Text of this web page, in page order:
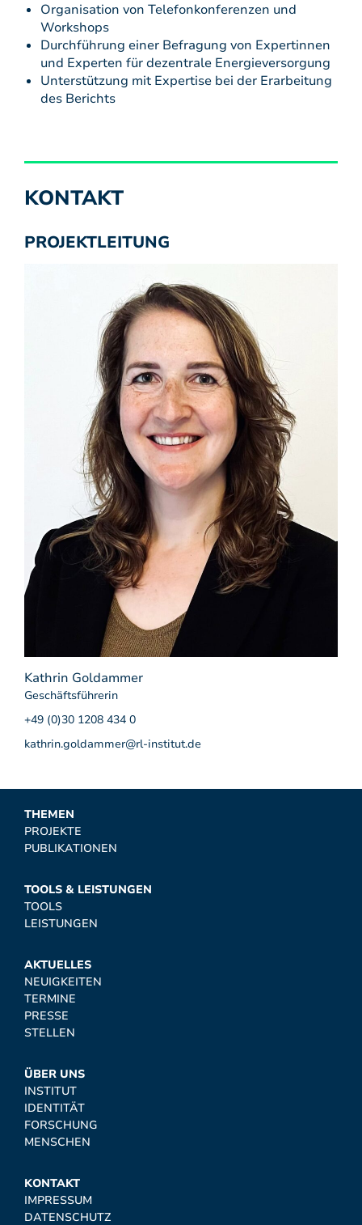
Organisation von Telefonkonferenzen und
Workshops
Durchführung einer Befragung von Expertinnen
und Experten für dezentrale Energieversorgung
Unterstützung mit Expertise bei der Erarbeitung
des Berichts
KONTAKT
PROJEKTLEITUNG
Kathrin Goldammer
Geschäftsführerin
+49 (0)30 1208 434 0
kathrin.goldammer@rl-institut.de
THEMEN
PROJEKTE
PUBLIKATIONEN
TOOLS & LEISTUNGEN
TOOLS
LEISTUNGEN
AKTUELLES
NEUIGKEITEN
TERMINE
PRESSE
STELLEN
ÜBER UNS
INSTITUT
IDENTITÄT
FORSCHUNG
MENSCHEN
KONTAKT
IMPRESSUM
DATENSCHUTZ